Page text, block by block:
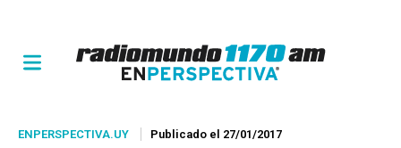
ENPERSPECTIVA.UY Publicado el 27/01/2017